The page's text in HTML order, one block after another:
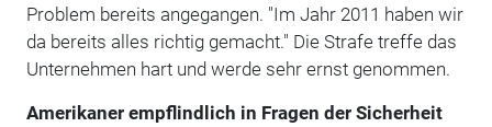
Problem bereits angegangen. "Im Jahr 2011 haben wir
da bereits alles richtig gemacht." Die Strafe treffe das
Unternehmen hart und werde sehr ernst genommen.
Amerikaner empflindlich in Fragen der Sicherheit